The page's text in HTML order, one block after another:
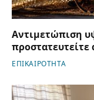
Αντιμετώπιση
ΕΠΙΚΑΙΡΟΤΗΤΑ